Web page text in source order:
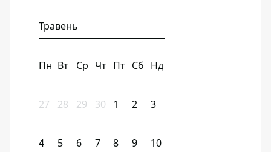
Травень
Пн Вт Ср Чт Пт Сб Нд
27 28 29 30 1 2 3
4 5 6 7 8 9 10